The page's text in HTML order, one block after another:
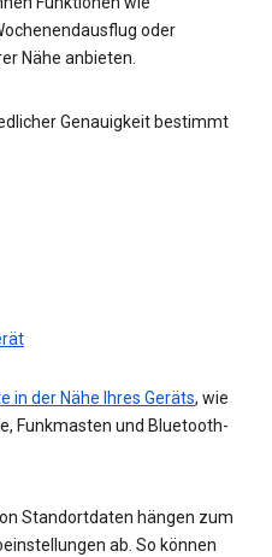
oder
Nähe anbieten.
Genauigkeit bestimmt
in der Nähe Ihres Geräts, wie
Funkmasten und Bluetooth-
Standortdaten hängen zum
ab. So können